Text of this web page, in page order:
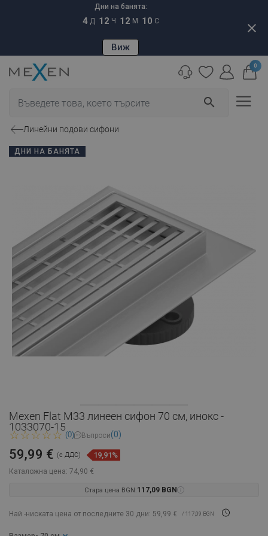
Дни на банята:
4 Д 12 Ч 12 М 09 С
Виж
close
search
0
Линейни подови сифони
ДНИ НА БАНЯТА
Mexen Flat M33 линеен сифон 70 см, инокс -
1033070-15
(0) Въпроси(0)
Каталожна цена: 74,90 €
59,99 € (с ДДС) 19,91%
Стара цена BGN:117,09 BGN
Най -ниската цена от последните 30 дни: 59,99 € / 117,09 BGN